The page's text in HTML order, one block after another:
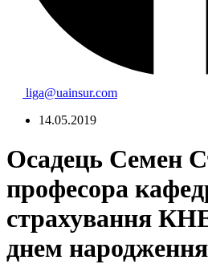
liga@uainsur.com
14.05.2019
Осадець Семен
професора
страхування
днем